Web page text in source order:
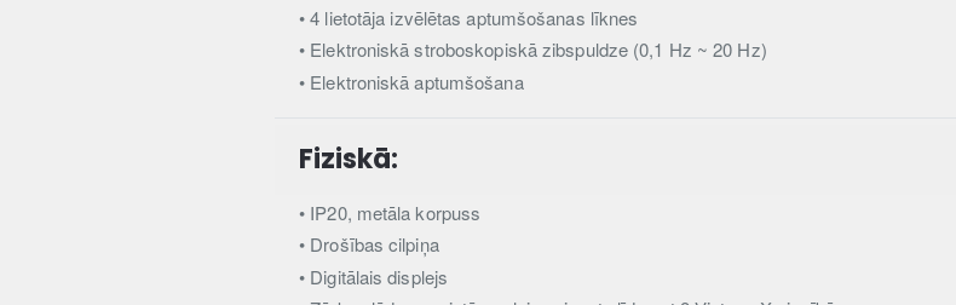
• 4 lietotāja izvēlētas aptumšošanas līknes
• Elektroniskā stroboskopiskā zibspuldze (0,1 Hz ~ 20 Hz)
• Elektroniskā aptumšošana
Fiziskā:
• IP20, metāla korpuss
• Drošības cilpiņa
• Digitālais displejs